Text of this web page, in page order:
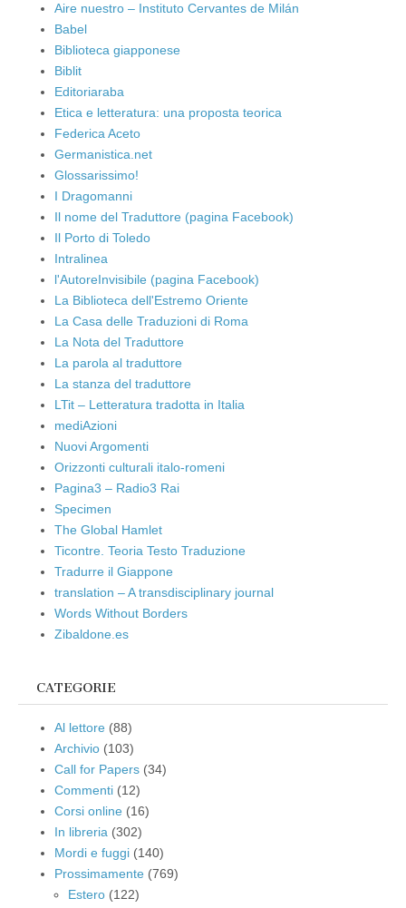
Aire nuestro – Instituto Cervantes de Milán
Babel
Biblioteca giapponese
Biblit
Editoriaraba
Etica e letteratura: una proposta teorica
Federica Aceto
Germanistica.net
Glossarissimo!
I Dragomanni
Il nome del Traduttore (pagina Facebook)
Il Porto di Toledo
Intralinea
l'AutoreInvisibile (pagina Facebook)
La Biblioteca dell'Estremo Oriente
La Casa delle Traduzioni di Roma
La Nota del Traduttore
La parola al traduttore
La stanza del traduttore
LTit – Letteratura tradotta in Italia
mediAzioni
Nuovi Argomenti
Orizzonti culturali italo-romeni
Pagina3 – Radio3 Rai
Specimen
The Global Hamlet
Ticontre. Teoria Testo Traduzione
Tradurre il Giappone
translation – A transdisciplinary journal
Words Without Borders
Zibaldone.es
CATEGORIE
Al lettore (88)
Archivio (103)
Call for Papers (34)
Commenti (12)
Corsi online (16)
In libreria (302)
Mordi e fuggi (140)
Prossimamente (769)
Estero (122)